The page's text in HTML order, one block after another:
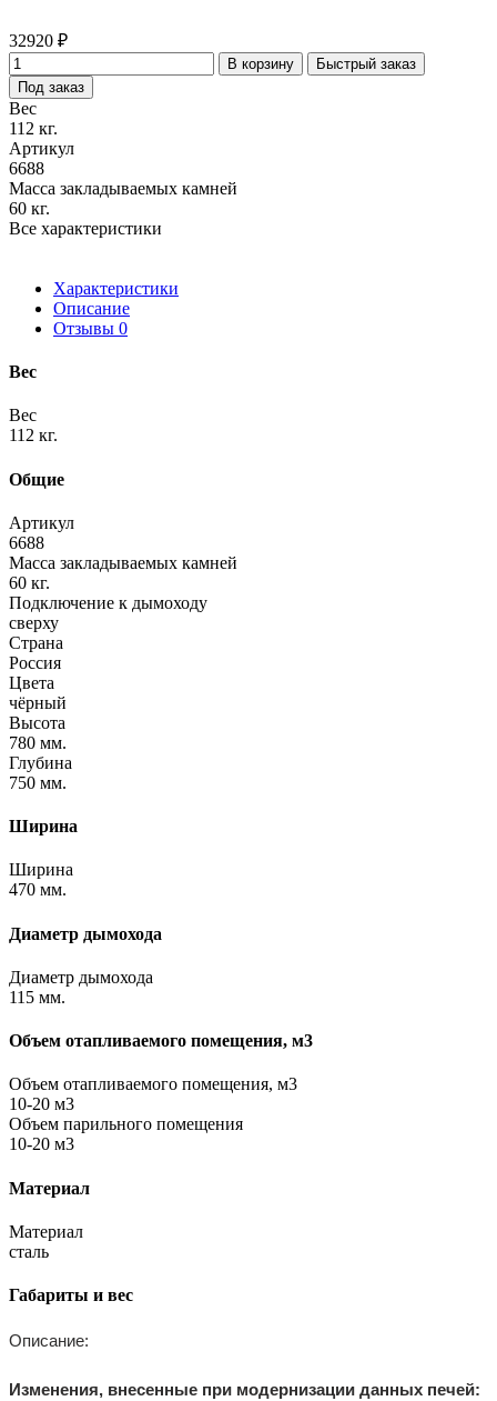
32920 ₽
В корзину
Быстрый заказ
Под заказ
Вес
112 кг.
Артикул
6688
Масса закладываемых камней
60 кг.
Все характеристики
Характеристики
Описание
Отзывы 0
Вес
Вес
112 кг.
Общие
Артикул
6688
Масса закладываемых камней
60 кг.
Подключение к дымоходу
сверху
Страна
Россия
Цвета
чёрный
Высота
780 мм.
Глубина
750 мм.
Ширина
Ширина
470 мм.
Диаметр дымохода
Диаметр дымохода
115 мм.
Объем отапливаемого помещения, м3
Объем отапливаемого помещения, м3
10-20 м3
Объем парильного помещения
10-20 м3
Материал
Материал
сталь
Габариты и вес
Описание:
Изменения, внесенные при модернизации данных печей: